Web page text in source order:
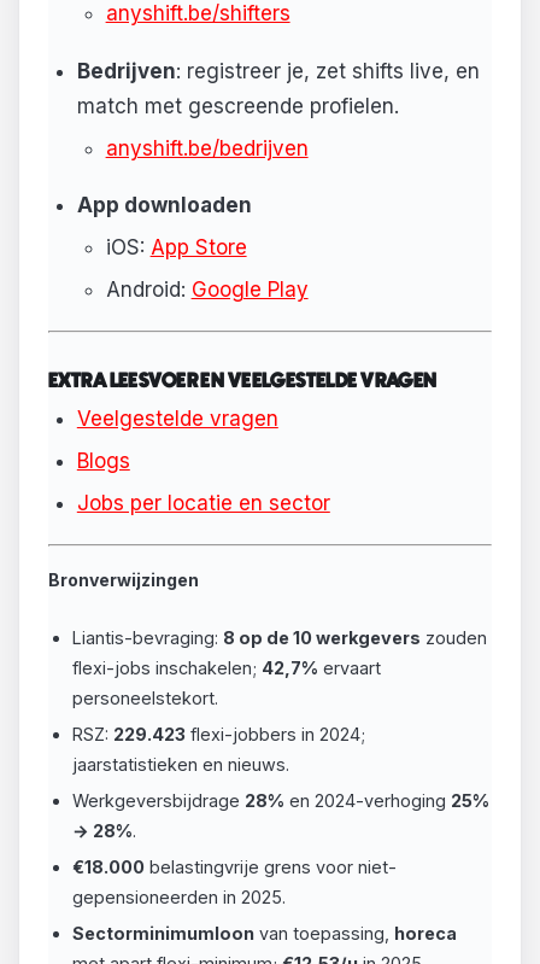
anyshift.be/shifters
Bedrijven: registreer je, zet shifts live, en
match met gescreende profielen.
anyshift.be/bedrijven
App downloaden
iOS: App Store
Android: Google Play
EXTRA LEESVOER EN VEELGESTELDE VRAGEN
Veelgestelde vragen
Blogs
Jobs per locatie en sector
Bronverwijzingen
Liantis-bevraging: 8 op de 10 werkgevers zouden
flexi-jobs inschakelen; 42,7% ervaart
personeelstekort.
RSZ: 229.423 flexi-jobbers in 2024;
jaarstatistieken en nieuws.
Werkgeversbijdrage 28% en 2024-verhoging 25%
→ 28%.
€18.000 belastingvrije grens voor niet-
gepensioneerden in 2025.
Sectorminimumloon van toepassing, horeca